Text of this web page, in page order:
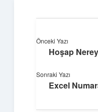
Huzurlu
Hayatına
Önceki Yazı
Hoşap
Sonraki Yazı
Excel